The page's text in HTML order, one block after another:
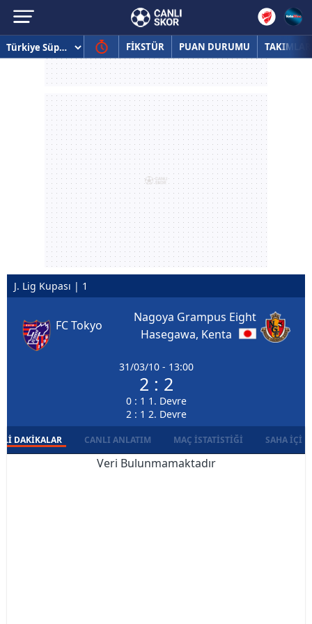
FİKSTÜR PUAN DURUMU TAKIMLAR
J. Lig Kupası | 1
FC Tokyo
31/03/10 - 13:00
2 : 2
0 : 1 1. Devre
2 : 1 2. Devre
Nagoya Grampus Eight
Hasegawa, Kenta
DAKIKALAR CANLI ANLATIM MAÇ İSTATISTIĞI SAHA İÇI
Veri Bulunmamaktadır